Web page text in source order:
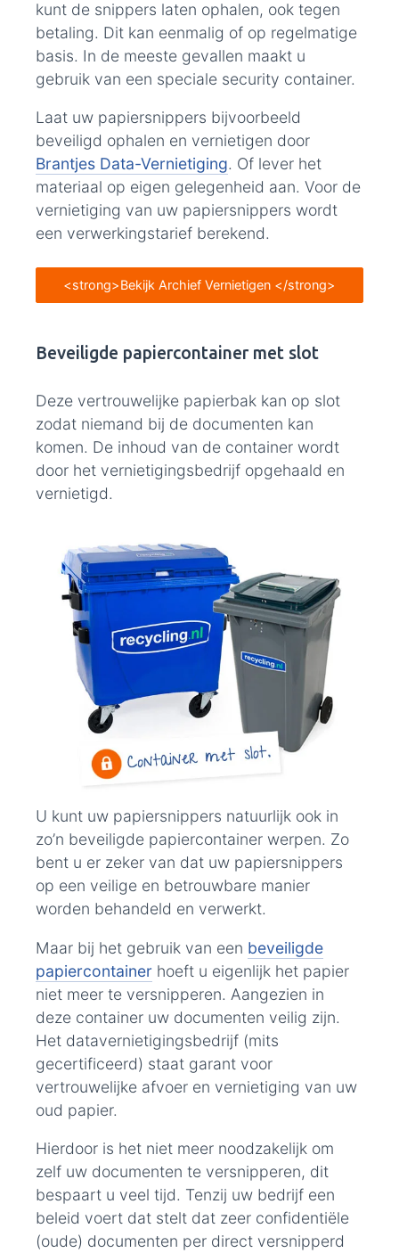
kunt de snippers laten ophalen, ook tegen
betaling. Dit kan eenmalig of op regelmatige
basis. In de meeste gevallen maakt u
gebruik van een speciale security container.
Laat uw papiersnippers bijvoorbeeld
beveiligd ophalen en vernietigen door
Brantjes Data-Vernietiging. Of lever het
materiaal op eigen gelegenheid aan. Voor de
vernietiging van uw papiersnippers wordt
een verwerkingstarief berekend.
<strong>Bekijk Archief Vernietigen </strong>
Beveiligde papiercontainer met slot
Deze vertrouwelijke papierbak kan op slot
zodat niemand bij de documenten kan
komen. De inhoud van de container wordt
door het vernietigingsbedrijf opgehaald en
vernietigd.
U kunt uw papiersnippers natuurlijk ook in
zo’n beveiligde papiercontainer werpen. Zo
bent u er zeker van dat uw papiersnippers
op een veilige en betrouwbare manier
worden behandeld en verwerkt.
Maar bij het gebruik van een beveiligde
papiercontainer hoeft u eigenlijk het papier
niet meer te versnipperen. Aangezien in
deze container uw documenten veilig zijn.
Het datavernietigingsbedrijf (mits
gecertificeerd) staat garant voor
vertrouwelijke afvoer en vernietiging van uw
oud papier.
Hierdoor is het niet meer noodzakelijk om
zelf uw documenten te versnipperen, dit
bespaart u veel tijd. Tenzij uw bedrijf een
beleid voert dat stelt dat zeer confidentiële
(oude) documenten per direct versnipperd